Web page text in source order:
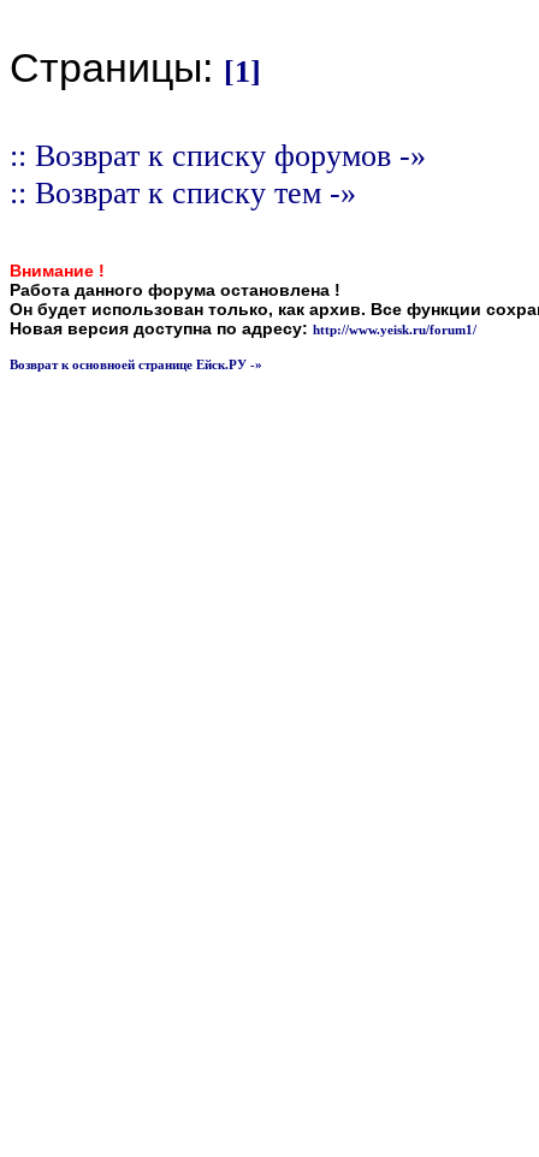
Страницы: [1]
:: Возврат к списку форумов -»
:: Возврат к списку тем -»
Внимание !
Работа данного форума остановлена !
Он будет использован только, как архив. Все функции
Новая версия доступна по адресу: http://www.yeisk.ru/forum1/
Возврат к основноей странице Ейск.РУ -»